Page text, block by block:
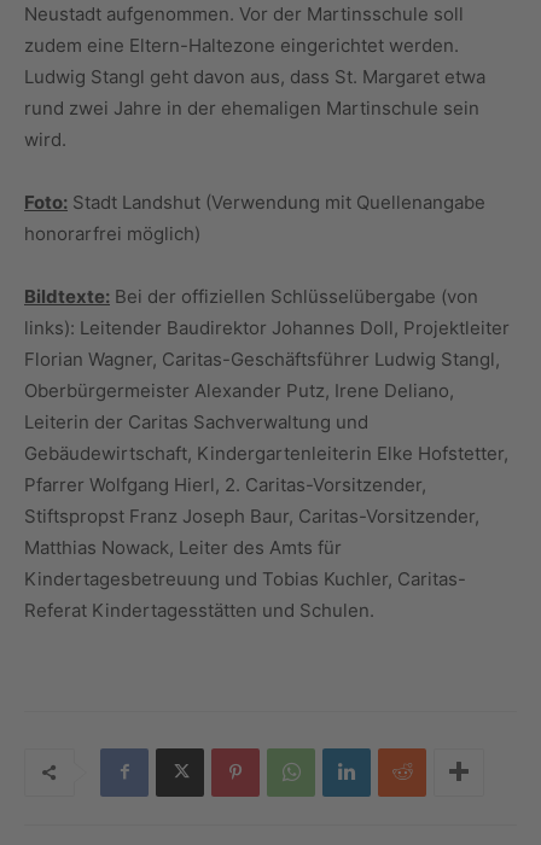
Neustadt aufgenommen. Vor der Martinsschule soll
zudem eine Eltern-Haltezone eingerichtet werden.
Ludwig Stangl geht davon aus, dass St. Margaret etwa
rund zwei Jahre in der ehemaligen Martinschule sein
wird.
Foto: Stadt Landshut (Verwendung mit Quellenangabe
honorarfrei möglich)
Bildtexte: Bei der offiziellen Schlüsselübergabe (von
links): Leitender Baudirektor Johannes Doll, Projektleiter
Florian Wagner, Caritas-Geschäftsführer Ludwig Stangl,
Oberbürgermeister Alexander Putz, Irene Deliano,
Leiterin der Caritas Sachverwaltung und
Gebäudewirtschaft, Kindergartenleiterin Elke Hofstetter,
Pfarrer Wolfgang Hierl, 2. Caritas-Vorsitzender,
Stiftspropst Franz Joseph Baur, Caritas-Vorsitzender,
Matthias Nowack, Leiter des Amts für
Kindertagesbetreuung und Tobias Kuchler, Caritas-
Referat Kindertagesstätten und Schulen.